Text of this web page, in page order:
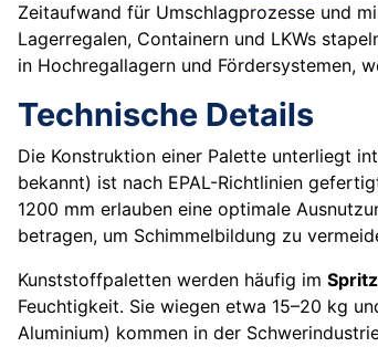
Zeitaufwand für Umschlagprozesse und
Lagerregalen, Containern und LKWs
in Hochregallagern und Fördersystemen,
Technische Details
Die Konstruktion einer Palette unterliegt
bekannt) ist nach EPAL-Richtlinien
1200 mm erlauben eine optimale
betragen, um Schimmelbildung zu
Kunststoffpaletten werden häufig im
Feuchtigkeit. Sie wiegen etwa 15–20 kg
Aluminium) kommen in der